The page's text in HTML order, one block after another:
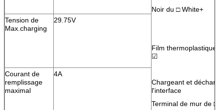
Noir du □ White+
Film thermoplastique
☑
Chargeant et
l'interface
Terminal de mur de □
Tension de
Max.charging
29.75V
Courant de
remplissage
maximal
4A